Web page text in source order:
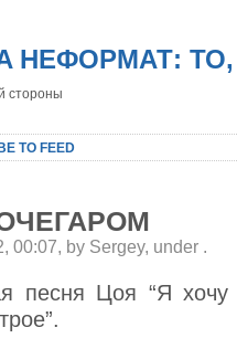
НЕФОРМАТ:
стороны
TO FEED
00:07, by Sergey, under .
песня Цоя “Я хочу